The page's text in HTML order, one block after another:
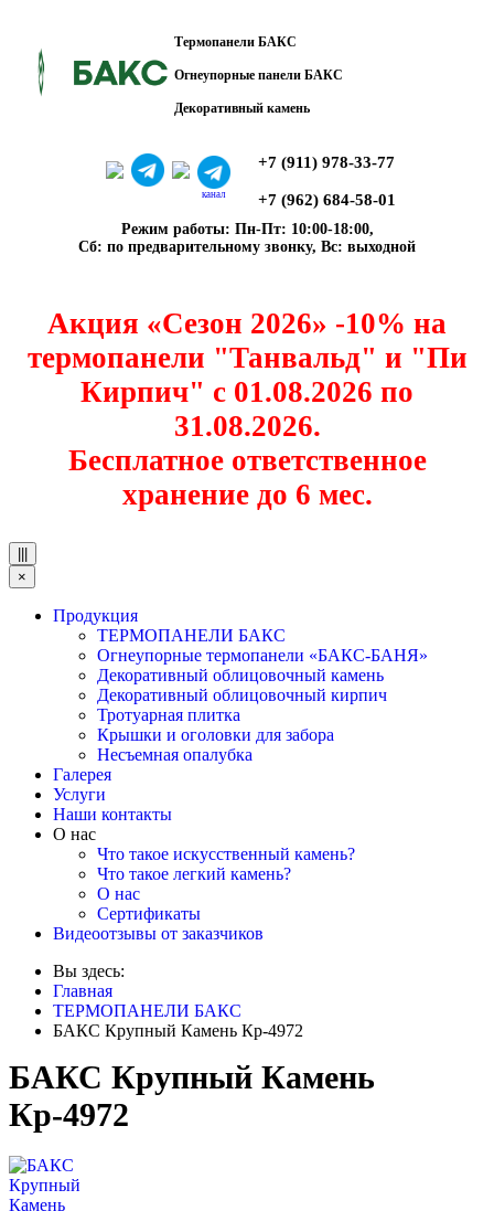
Термопанели БАКС
Огнеупорные панели БАКС
Декоративный камень
канал
+7 (911) 978-33-77
+7 (962) 684-58-01
Режим работы: Пн-Пт: 10:00-18:00,
Сб: по предварительному звонку, Вс: выходной
Акция «Сезон 2026» -10% на
термопанели "Танвальд" и "Пи
Кирпич" с 01.08.2026 по
31.08.2026.
Бесплатное ответственное
хранение до 6 мес.
×
Продукция
ТЕРМОПАНЕЛИ БАКС
Огнеупорные термопанели «БАКС-БАНЯ»
Декоративный облицовочный камень
Декоративный облицовочный кирпич
Тротуарная плитка
Крышки и оголовки для забора
Несъемная опалубка
Галерея
Услуги
Наши контакты
О нас
Что такое искусственный камень?
Что такое легкий камень?
О нас
Сертификаты
Видеоотзывы от заказчиков
Вы здесь:
Главная
ТЕРМОПАНЕЛИ БАКС
БАКС Крупный Камень Кр-4972
БАКС Крупный Камень
Кр-4972